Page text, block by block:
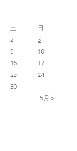
土
日
2
3
9
10
16
17
23
24
30
5月 »